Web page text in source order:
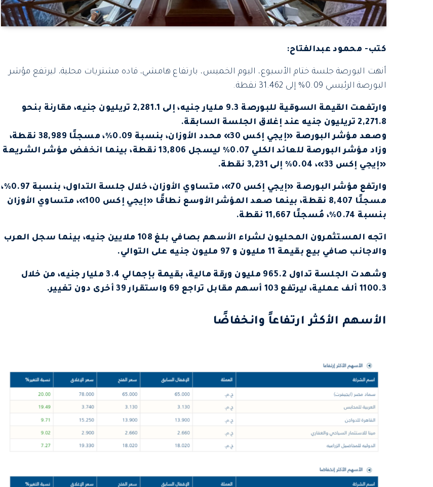
كتب- محمود عبدالفتاح:
أنهت البورصة جلسة ختام الأسبوع، اليوم الخميس، بارتفاع هامشي، قاده مشتريات محلية، ليرتفع مؤشر
البورصة الرئيسي 0.09% إلى 31.462 نقطة.
وارتفعت القيمة السوقية للبورصة 9.3 مليار جنيه، إلى 2,281.1 تريليون جنيه، مقارنة بنحو
2,271.8 تريليون جنيه عند إغلاق الجلسة السابقة.
وصعد مؤشر البورصة «إيجي إكس 30» محدد الأوزان، بنسبة 0.09%، مسجلًا 38,989 نقطة،
وزاد مؤشر البورصة للعائد الكلي 0.07% ليسجل 13,806 نقطة، بينما انخفض مؤشر الشريعة
«إيجي إكس 33»، 0.04% إلى 3,231 نقطة.
وارتفع مؤشر البورصة «إيجي إكس 70»، متساوي الأوزان، خلال جلسة التداول، بنسبة 0.97%،
مسجلًا 8,407 نقطة، بينما صعد المؤشر الأوسع نطاقًا «إيجي إكس 100»، متساوي الأوزان
بنسبة 0.74%، مُسجلًا 11,667 نقطة.
اتجه المستثمرون المحليون لشراء الأسهم بصافي بلغ 108 ملايين جنيه، بينما سجل العرب
والاجانب صافي بيع بقيمة 11 مليون و 97 مليون جنيه على التوالي.
وشهدت الجلسة تداول 965.2 مليون ورقة مالية، بقيمة بإجمالي 3.4 مليار جنيه، من خلال
1100.3 ألف عملية، ليرتفع 103 أسهم مقابل تراجع 69 واستقرار 39 أخرى دون تغيير.
الأسهم الأكثر ارتفاعاً وانخفاضًا